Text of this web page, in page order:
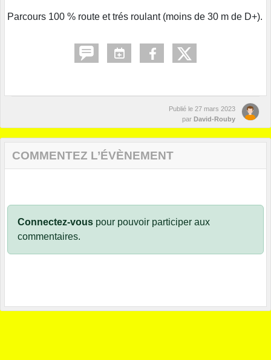
Parcours 100 % route et trés roulant (moins de 30 m de D+).
Publié le 27 mars 2023
par David-Rouby
COMMENTEZ L’ÉVÈNEMENT
Connectez-vous pour pouvoir participer aux
commentaires.